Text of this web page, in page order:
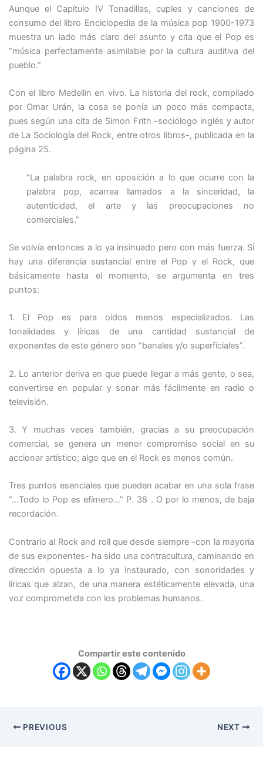
Aunque el Capítulo IV Tonadillas, cuples y canciones de
consumo del libro Enciclopedia de la música pop 1900-1973
muestra un lado más claro del asunto y cita que el Pop es
“música perfectamente asimilable por la cultura auditiva del
pueblo.”
Con el libro Medellín en vivo. La historia del rock, compilado
por Omar Urán, la cosa se ponía un poco más compacta,
pues según una cita de Simon Frith -sociólogo inglés y autor
de La Sociología del Rock, entre otros libros-, publicada en la
página 25.
“La palabra rock, en oposición a lo que ocurre con la
palabra pop, acarrea llamados a la sinceridad, la
autenticidad, el arte y las preocupaciones no
comerciales.”
Se volvía entonces a lo ya insinuado pero con más fuerza. Sí
hay una diferencia sustancial entre el Pop y el Rock, que
básicamente hasta el momento, se argumenta en tres
puntos:
1.
El Pop es para oídos menos especializados. Las
tonalidades y líricas de una cantidad sustancial de
exponentes de este género son “banales y/o superficiales”.
2. Lo anterior deriva en que puede llegar a más gente, o sea,
convertirse en popular y sonar más fácilmente en radio o
televisión.
3. Y muchas veces también, gracias a su preocupación
comercial, se genera un menor compromiso social en su
accionar artístico; algo que en el Rock es menos común.
Tres puntos esenciales que pueden acabar en una sola frase
“…Todo lo Pop es efímero…” P. 38 . O por lo menos, de baja
recordación.
Contrario al Rock and roll que desde siempre –con la mayoría
de sus exponentes- ha sido una contracultura, caminando en
dirección opuesta a lo ya instaurado, con sonoridades y
líricas que alzan, de una manera estéticamente elevada, una
voz comprometida con los problemas humanos.
Compartir este contenido
PREVIOUS NEXT